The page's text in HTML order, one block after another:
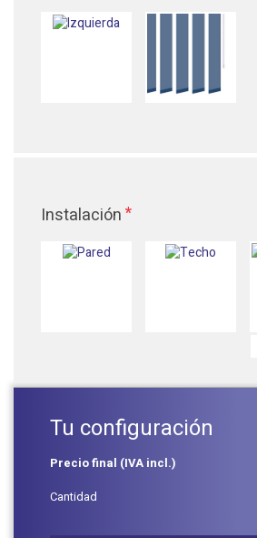
Instalación *
Tu configuración
Precio final (IVA incl.)
Cantidad